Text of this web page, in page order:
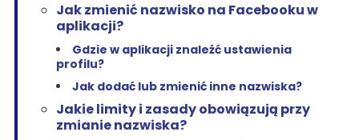
Jak zmienić nazwisko na Facebooku w
aplikacji?
Gdzie w aplikacji znaleźć ustawienia
profilu?
Jak dodać lub zmienić inne nazwiska?
Jakie limity i zasady obowiązują przy
zmianie nazwiska?